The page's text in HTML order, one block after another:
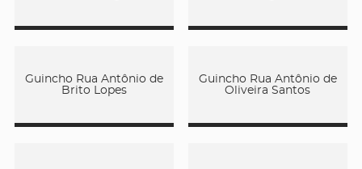
Guincho Rua Antônio de
Brito Lopes
Guincho Rua Antônio de
Oliveira Santos